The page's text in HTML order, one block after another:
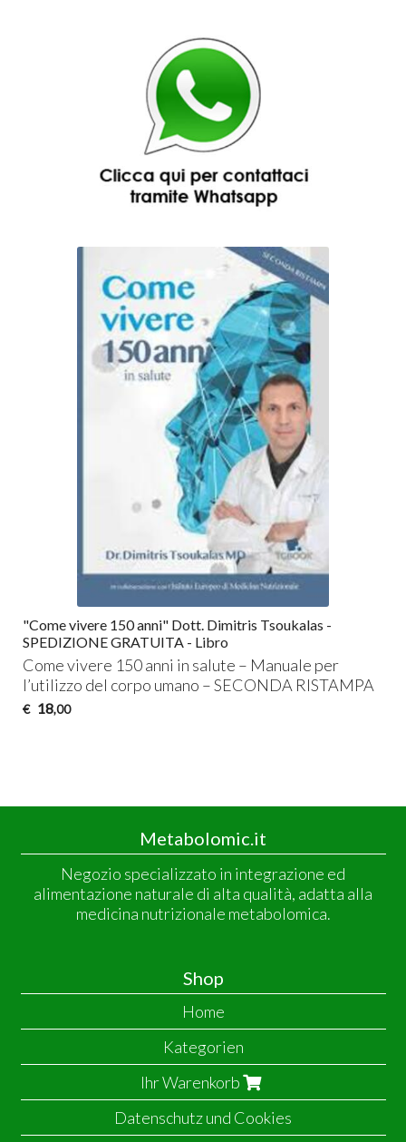
"Come vivere 150 anni" Dott. Dimitris Tsoukalas -
SPEDIZIONE GRATUITA - Libro
Come vivere 150 anni in salute – Manuale per
l’utilizzo del corpo umano –SECONDA RISTAMPA
€ 18,00
Metabolomic.it
Negozio specializzato in integrazione ed
alimentazione naturale di alta qualità, adatta alla
medicina nutrizionale metabolomica.
Shop
Home
Kategorien
Ihr Warenkorb
Datenschutz und Cookies